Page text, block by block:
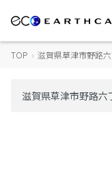
TOP › 滋賀県草津市野路